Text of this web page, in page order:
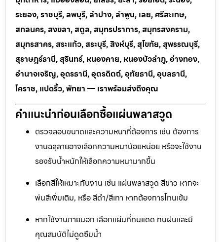
ระยอง, ราชบุรี, ลพบุรี, ลำปาง, ลำพูน, เลย, ศรีสะเกษ,
สกลนคร, สงขลา, สตูล, สมุทรปราการ, สมุทรสงคราม,
สมุทรสาคร, สระแก้ว, สระบุรี, สิงห์บุรี, สุโขทัย, สุพรรณบุรี,
สุราษฎร์ธานี, สุรินทร์, หนองคาย, หนองบัวลำภู, อ่างทอง,
อำนาจเจริญ, อุดรธานี, อุตรดิตถ์, อุทัยธานี, อุบลธานี,
โคราช, แปดริ้ว, พัทยา — เราพร้อมส่งถึงคุณ
คำแนะนำก่อนเลือกซื้อแผ่นพลาสวูด
ตรวจสอบขนาดและความหนาที่ต้องการ เช่น ต้องการ
งานฉลุลายอาจเลือกความหนาน้อยหน่อย หรือจะใช้งาน
รองรับน้ำหนักให้เลือกความหนามากขึ้น
เลือกสีให้เหมาะกับงาน เช่น แผ่นพลาสวูด สีขาว หากจะ
พ่นสีเพิ่มเติม, หรือ สีดำ/สีเทา หากต้องการโทนเข้ม
หากใช้งานภายนอก เลือกแผ่นที่ทนแดด ทนฝนและมี
คุณสมบัติไม่ดูดซึมน้ำ